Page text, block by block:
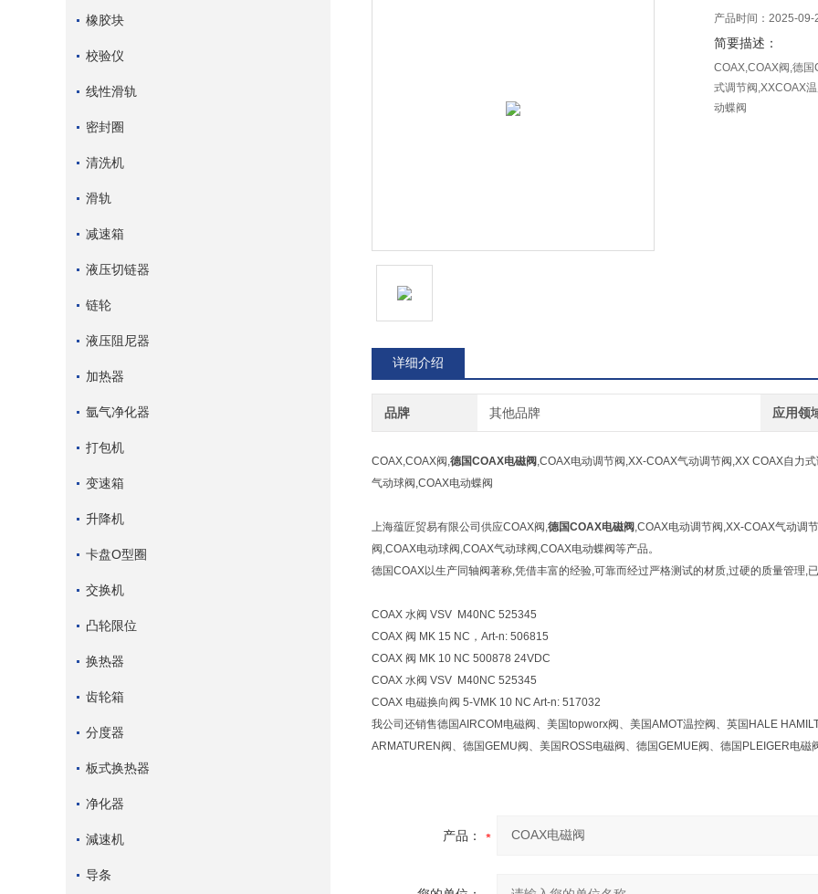
橡胶块
校验仪
线性滑轨
密封圈
清洗机
滑轨
减速箱
液压切链器
链轮
液压阻尼器
加热器
氩气净化器
打包机
变速箱
升降机
卡盘O型圈
交换机
凸轮限位
换热器
齿轮箱
分度器
板式换热器
净化器
減速机
导条
产品时间：2025-09-
简要描述：
COAX,COAX阀,德
式调节阀,XXCOAX
动蝶阀
详细介绍
品牌 其他品牌 应用领
COAX,COAX阀,德国COAX电磁阀 ,COAX电动调节阀,XX-COAX气动调节阀,XX COAX自力
气动球阀,COAX电动蝶阀
上海蕴匠贸易有限公司供应COAX阀,德国COAX电磁阀 ,COAX电动调节阀,XX-COAX气动调
阀,COAX电动球阀,COAX气动球阀,COAX电动蝶阀等产品。
德国COAX以生产同轴阀著称,凭借丰富的经验,可靠而经过严格测试的材质,过硬的质量管理,
COAX 水阀 VSV M40NC 525345
COAX 阀 MK 15 NC，Art-n: 506815
COAX 阀 MK 10 NC 500878 24VDC
COAX 水阀 VSV M40NC 525345
COAX 电磁换向阀 5-VMK 10 NC Art-n: 517032
我公司还销售德国AIRCOM电磁阀、美国topworx阀、美国AMOT温控阀、英国HALE
ARMATUREN阀、德国GEMU阀、美国ROSS电磁阀、德国GEMUE阀、德国PLEIGER电磁
产品：